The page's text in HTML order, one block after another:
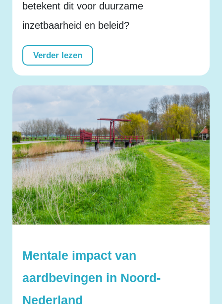
betekent dit voor duurzame
inzetbaarheid en beleid?
Verder lezen
Mentale impact van
aardbevingen in Noord-
Nederland